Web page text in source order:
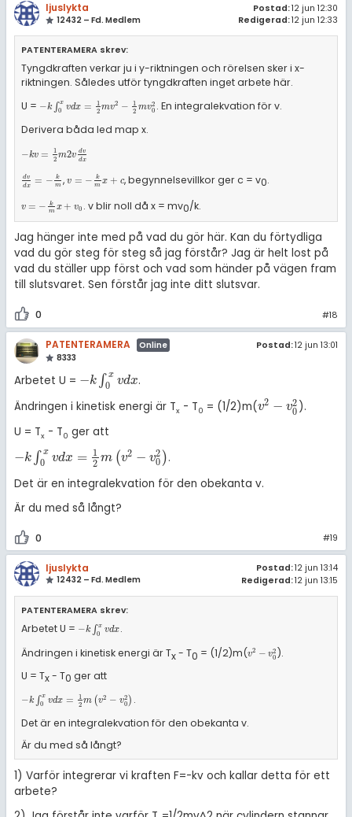
ljuslykta
12432 – Fd. Medlem
Postad:12 jun 12:30
Redigerad:12 jun 12:33
PATENTERAMERA skrev:
Tyngdkraften verkar ju i y-riktningen och rörelsen sker i x-
riktningen. Således utför tyngdkraften inget arbete här.
U = −k ∫ x
0 vdx =
1
2 mv2 −
1
2 mv2
0
-k∫0xvdx=12mv2 -12mv02
. En integralekvation för v.
Derivera båda led map x.
−kv =
1
2 m2v dv
dx
-kv=12m2vdv
dv
dx
= − k
m
dv dx =-km
,v = −
k
m x + c
v =- kmx+c , begynnelsevillkor ger c = v0.
v = −
k
m x + v0
v =- kmx+v 0 . v blir noll då x = mv0/k.
Jag hänger inte med på vad du gör här. Kan du förtydliga
vad du gör steg för steg så jag förstår? Jag är helt lost på
vad du ställer upp först och vad som händer på vägen fram
till slutsvaret. Sen förstår jag inte ditt slutsvar.
0 #18
PATENTERAMERA
Online
8333
Postad:12 jun 13:01
Arbetet U = −k ∫ x
0 vdx
-k∫0 xvdx
.
Ändringen i kinetisk energi är Tx- T0 = (1/2)m(v2 − v2
0
v2 -v02 ).
U = Tx- T0 ger att
−k ∫ x
0 vdx =
1
2 m (v2 − v2
0 )
-k∫0 xvdx=12 mv2-v02
.
Det är en integralekvation för den obekanta v.
Är du med så långt?
0 #19
ljuslykta
12432 – Fd. Medlem
Postad:12 jun 13:14
Redigerad:12 jun 13:15
PATENTERAMERA skrev:
Arbetet U = −k ∫ x
0 vdx
-k∫0xvdx .
Ändringen i kinetisk energi är Tx- T0 = (1/2)m(v2 − v2
0
v2 -v02
).
U = Tx- T0 ger att
−k ∫ x
0 vdx =
1
2 m (v2 − v2
0 )
-k∫0xvdx=12mv 2-v0 2
.
Det är en integralekvation för den obekanta v.
Är du med så långt?
1) Varför integrerar vi kraften F=-kv och kallar detta för ett
arbete?